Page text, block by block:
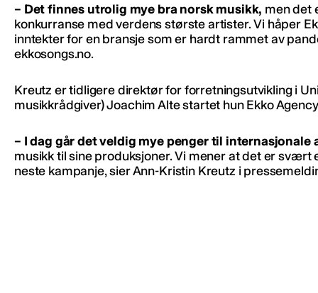
– Det finnes utrolig mye bra norsk musikk, men det
konkurranse med verdens største artister. Vi håper
inntekter for en bransje som er hardt rammet av
ekkosongs.no.
Kreutz er tidligere direktør for forretningsutvikling i
musikkrådgiver) Joachim Alte startet hun Ekko
– I dag går det veldig mye penger til internasjonale
musikk til sine produksjoner. Vi mener at det er
neste kampanje, sier Ann-Kristin Kreutz i